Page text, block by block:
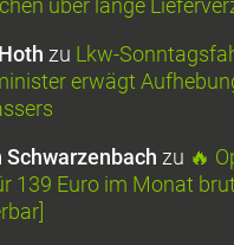
zu Lkw-
erwägt
Schwarzenbach zu 🔥
139 Euro im Monat